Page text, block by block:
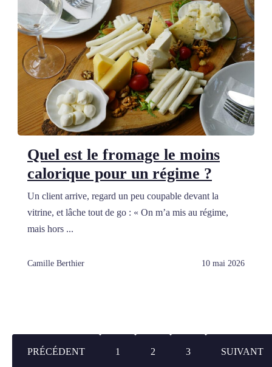
Quel est le fromage le moins
calorique pour un régime ?
Un client arrive, regard un peu coupable devant la
vitrine, et lâche tout de go : « On m’a mis au régime,
mais hors ...
Camille Berthier 10 mai 2026
PRÉCÉDENT 1 2 3 SUIVANT